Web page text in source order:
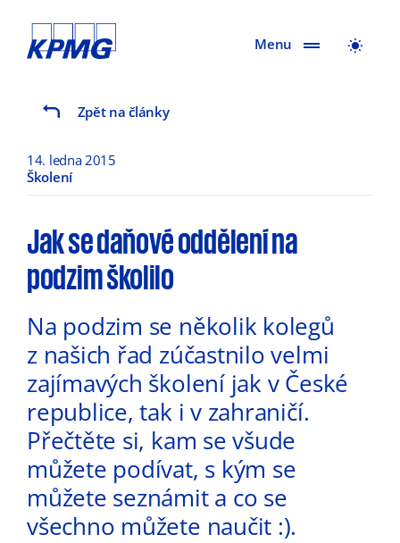
Menu
Zpět na články
14. ledna 2015
Školení
Jak se daňové oddělení na
podzim školilo
Na podzim se několik kolegů
z našich řad zúčastnilo velmi
zajímavých školení jak v České
republice, tak i v zahraničí.
Přečtěte si, kam se všude
můžete podívat, s kým se
můžete seznámit a co se
všechno můžete naučit :).